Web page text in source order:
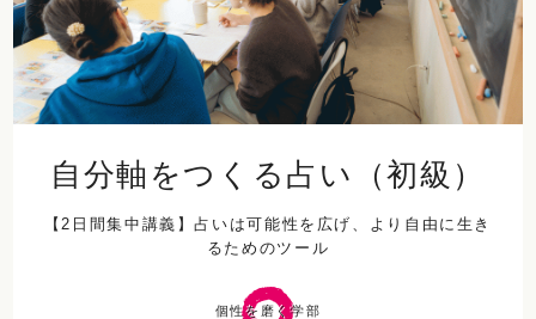
自分軸をつくる占い（初級）
【2日間集中講義】占いは可能性を広げ、より自由に生き
るためのツール
個性を磨く学部